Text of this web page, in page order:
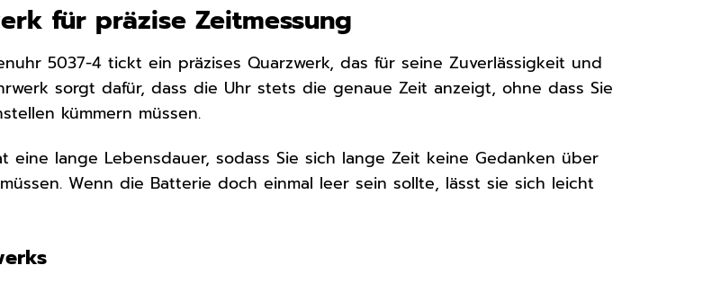
für präzise Zeitmessung
5037-4 tickt ein präzises Quarzwerk, das für seine Zuverlässigkeit und
sorgt dafür, dass die Uhr stets die genaue Zeit anzeigt, ohne dass Sie
kümmern müssen.
eine lange Lebensdauer, sodass Sie sich lange Zeit keine Gedanken über
Wenn die Batterie doch einmal leer sein sollte, lässt sie sich leicht